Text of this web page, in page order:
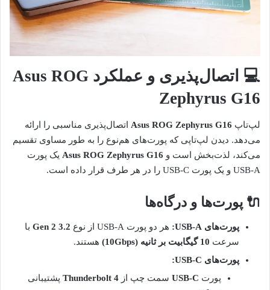
💻 اتصال‌پذیری و عملکرد Asus ROG
Zephyrus G16
لپ‌تاپ Asus ROG Zephyrus G16 اتصال‌پذیری مناسبی را ارائه
می‌دهد. دیدن لپ‌تاپی که پورت‌های هم‌نوع را به طور مساوی تقسیم
می‌کند، لذت‌بخش است و Asus ROG Zephyrus G16 یک پورت
USB-A و یک پورت USB-C را در هر طرف قرار داده است.
🔌 پورت‌ها و درگاه‌ها
پورت‌های USB-A: هر دو پورت USB-A از نوع 3.2 Gen 2
با
سرعت 10 گیگابیت بر ثانیه (10Gbps)
هستند.
پورت‌های USB-C:
پورت USB-C سمت چپ از Thunderbolt 4 پشتیبانی